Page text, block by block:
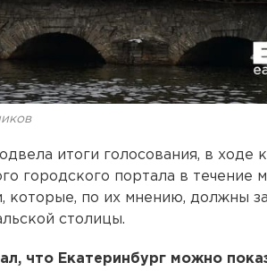
итоги голосования, в ходе
городского портала в течение
которые, по их мнению, должны
столицы.
что Екатеринбург можно